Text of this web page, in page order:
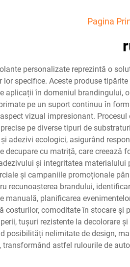
Pagina
personalizate reprezintă o
lor specifice. Aceste produse
aplicații în domeniul brandingului,
pe un suport continuu în
vizual impresionant.
pe diverse tipuri de
adezivi ecologici, asigurând
decupare cu matriță, care
și integritatea
și campaniile promoționale
recunoașterea brandului,
manuală, planificarea
costurilor, comoditate în stocare și
tușuri rezistente la decolorare
posibilități nelimitate de design,
transformând astfel rulourile de